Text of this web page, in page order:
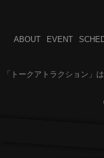
ABOUT EVENT
「トークアトラクション」